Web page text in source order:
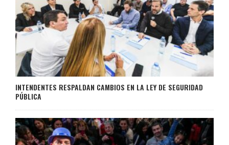
INTENDENTES RESPALDAN CAMBIOS EN LA LEY DE SEGURIDAD
PÚBLICA